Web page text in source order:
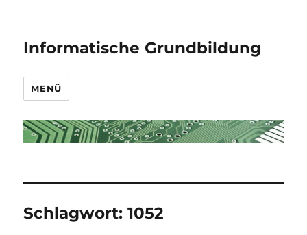
Informatische Grundbildung
MENÜ
Schlagwort:1052